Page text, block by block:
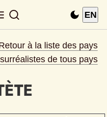
EN
à la liste des pays
de tous pays